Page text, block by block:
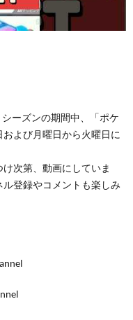
ーズンの期間中、「ポケ
よび月曜日から火曜日に
次第、動画にしていま
登録やコメントも楽しみ